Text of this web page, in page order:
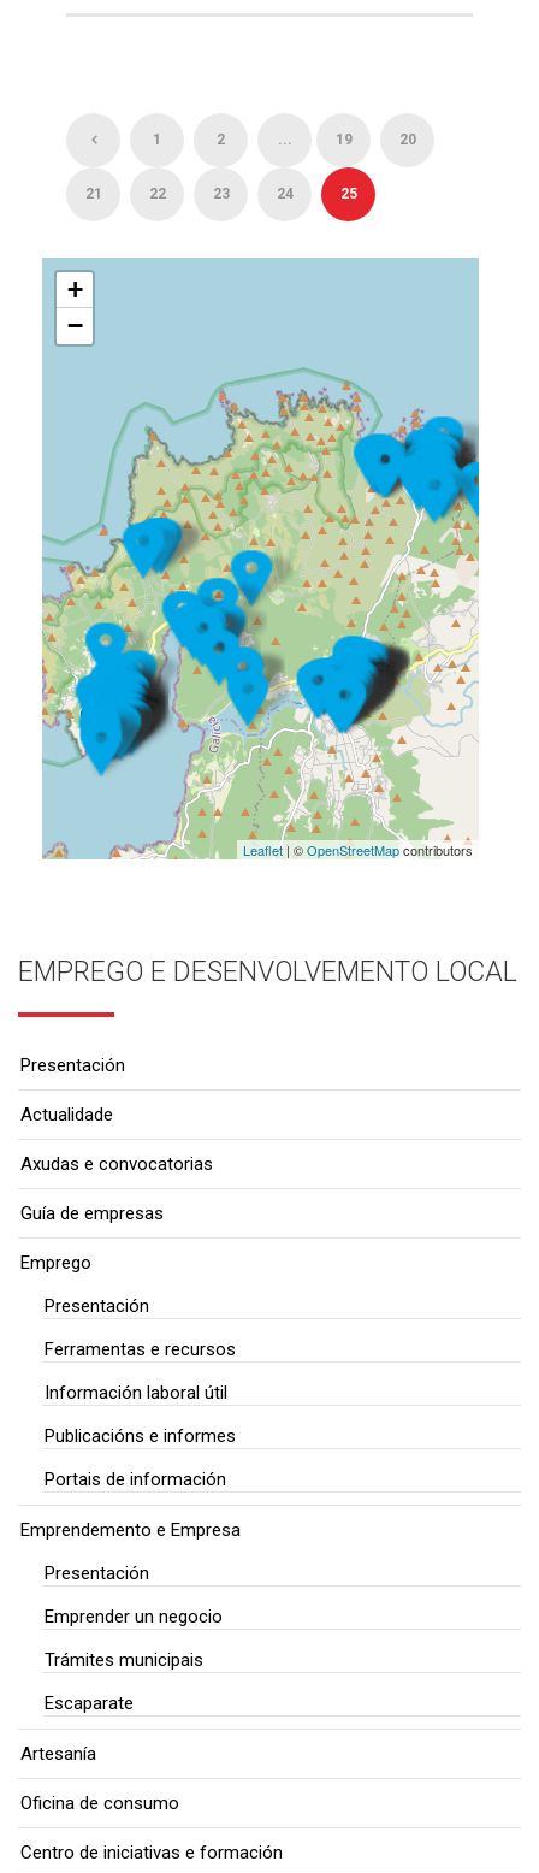
1 2 ... 19 20
21 22 23 24 25
+
−
Leaflet| ©OpenStreetMapcontributors
EMPREGO E DESENVOLVEMENTO LOCAL
Presentación
Actualidade
Axudas e convocatorias
Guía de empresas
Emprego
Presentación
Ferramentas e recursos
Información laboral útil
Publicacións e informes
Portais de información
Emprendemento e Empresa
Presentación
Emprender un negocio
Trámites municipais
Escaparate
Artesanía
Oficina de consumo
Centro de iniciativas e formación